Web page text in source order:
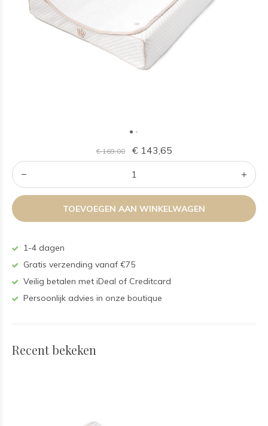
€ 169,00 € 143,65
TOEVOEGEN AAN WINKELWAGEN
1-4 dagen
Gratis verzending vanaf €75
Veilig betalen met iDeal of Creditcard
Persoonlijk advies in onze boutique
Recent bekeken